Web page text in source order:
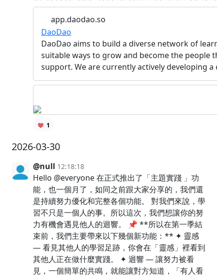
app.daodao.so
DaoDao
DaoDao aims to build a diverse network of
suitable ways to grow and become the
support. We are currently actively developing
1
2026-03-30
@null 12:18:18
Hello @everyone 在正式推出了「主題實踐 」功
能，也一個月了，如同之前跟大家分享的，我們還
是持續努力優化和完整各個功能。 對我們來說，學
習不只是一個人的事。所以這次，我們想讓你的努
力有機會遇見他人的迴響。 📌 **所以在第一季結
束前，我們主要帶來以下幾個新功能：** ✦ 靈感
— 看見其他人的學習足跡，你會在「靈感」裡看到
其他人正在做什麼實踐。 ✦ 迴響 — 讓努力被看
見，一個簡單的共鳴，就能讓對方知道，「有人看